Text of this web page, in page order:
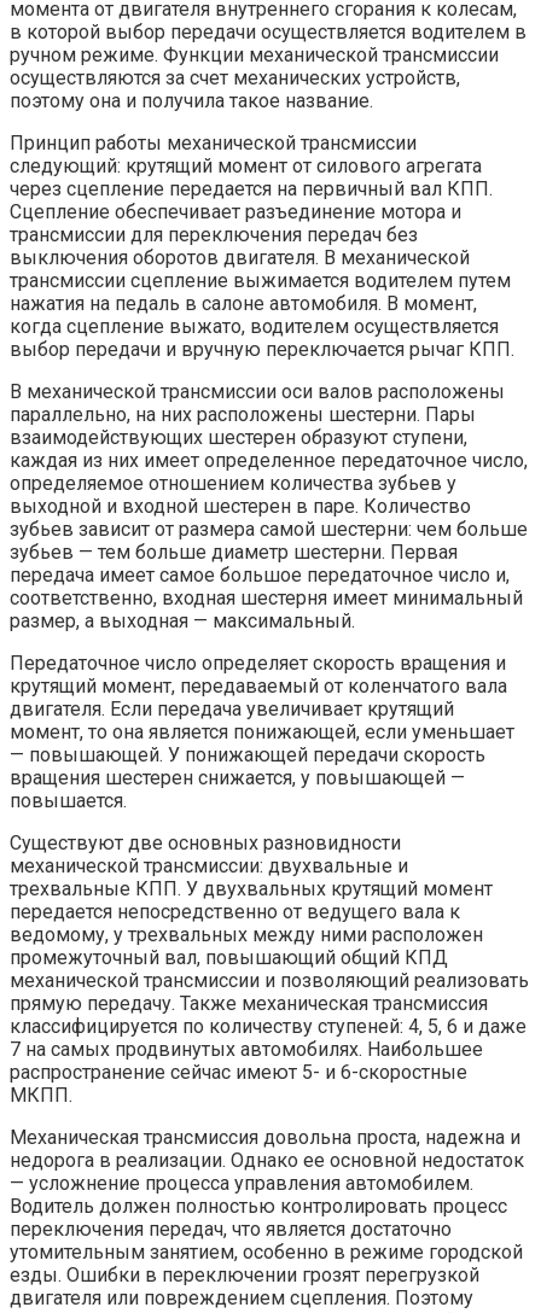
момента от двигателя внутреннего сгорания к колесам,
в которой выбор передачи осуществляется водителем в
ручном режиме. Функции механической трансмиссии
осуществляются за счет механических устройств,
поэтому она и получила такое название.
Принцип работы механической трансмиссии
следующий: крутящий момент от силового агрегата
через сцепление передается на первичный вал КПП.
Сцепление обеспечивает разъединение мотора и
трансмиссии для переключения передач без
выключения оборотов двигателя. В механической
трансмиссии сцепление выжимается водителем путем
нажатия на педаль в салоне автомобиля. В момент,
когда сцепление выжато, водителем осуществляется
выбор передачи и вручную переключается рычаг КПП.
В механической трансмиссии оси валов расположены
параллельно, на них расположены шестерни. Пары
взаимодействующих шестерен образуют ступени,
каждая из них имеет определенное передаточное число,
определяемое отношением количества зубьев у
выходной и входной шестерен в паре. Количество
зубьев зависит от размера самой шестерни: чем больше
зубьев — тем больше диаметр шестерни. Первая
передача имеет самое большое передаточное число и,
соответственно, входная шестерня имеет минимальный
размер, а выходная — максимальный.
Передаточное число определяет скорость вращения и
крутящий момент, передаваемый от коленчатого вала
двигателя. Если передача увеличивает крутящий
момент, то она является понижающей, если уменьшает
— повышающей. У понижающей передачи скорость
вращения шестерен снижается, у повышающей —
повышается.
Существуют две основных разновидности
механической трансмиссии: двухвальные и
трехвальные КПП. У двухвальных крутящий момент
передается непосредственно от ведущего вала к
ведомому, у трехвальных между ними расположен
промежуточный вал, повышающий общий КПД
механической трансмиссии и позволяющий реализовать
прямую передачу. Также механическая трансмиссия
классифицируется по количеству ступеней: 4, 5, 6 и даже
7 на самых продвинутых автомобилях. Наибольшее
распространение сейчас имеют 5- и 6-скоростные
МКПП.
Механическая трансмиссия довольна проста, надежна и
недорога в реализации. Однако ее основной недостаток
— усложнение процесса управления автомобилем.
Водитель должен полностью контролировать процесс
переключения передач, что является достаточно
утомительным занятием, особенно в режиме городской
езды. Ошибки в переключении грозят перегрузкой
двигателя или повреждением сцепления. Поэтому